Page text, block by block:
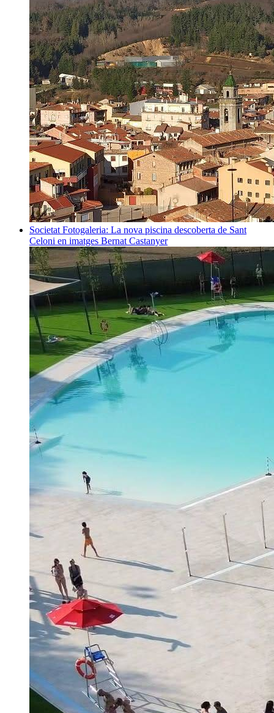
Societat Fotogaleria: La nova piscina descoberta de Sant
Celoni en imatges Bernat Castanyer